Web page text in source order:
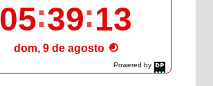
Powered by
DaysPedia.com
05 39 15
dom, 9 de agosto